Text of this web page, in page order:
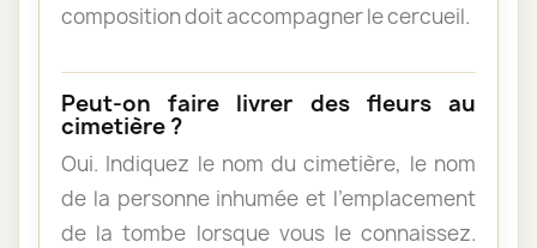
composition doit accompagner le cercueil.
Peut-on faire livrer des fleurs au
cimetière ?
Oui. Indiquez le nom du cimetière, le nom
de la personne inhumée et l’emplacement
de la tombe lorsque vous le connaissez.